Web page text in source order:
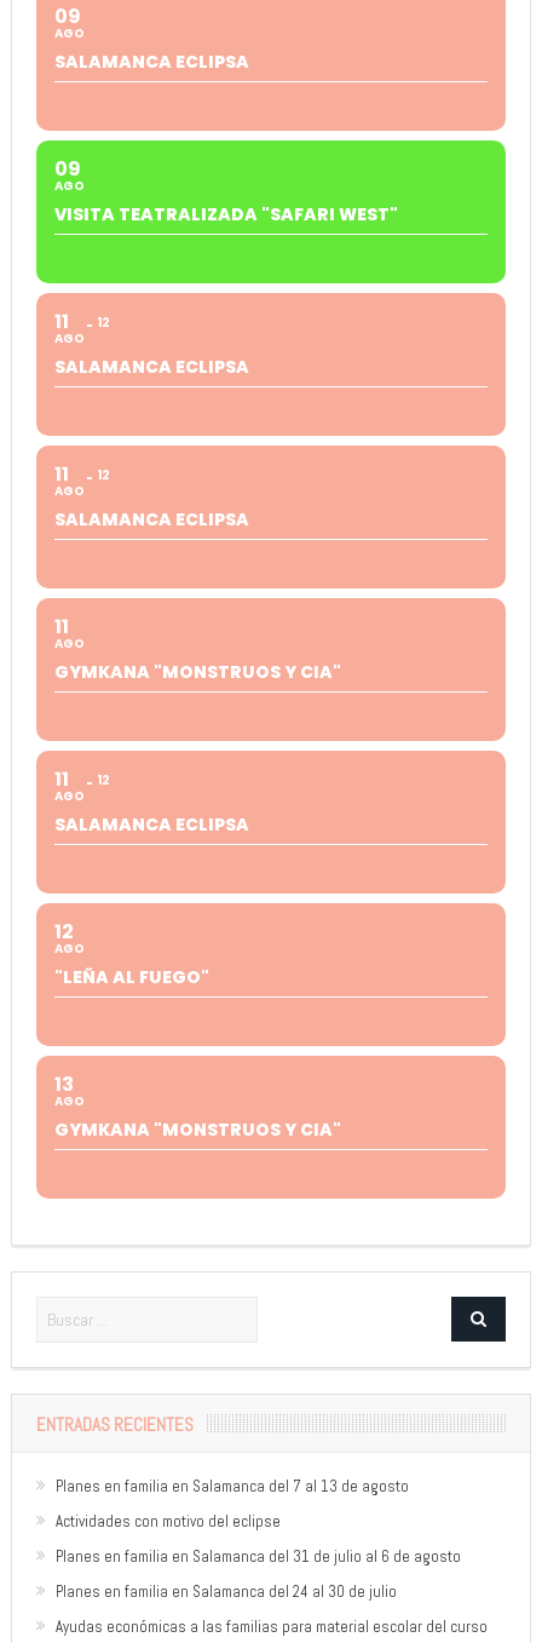
09
AGO
SALAMANCA ECLIPSA
09
AGO
VISITA TEATRALIZADA "SAFARI WEST"
11
AGO
12
SALAMANCA ECLIPSA
11
AGO
12
SALAMANCA ECLIPSA
11
AGO
GYMKANA "MONSTRUOS Y CIA"
11
AGO
12
SALAMANCA ECLIPSA
12
AGO
"LEÑA AL FUEGO"
13
AGO
GYMKANA "MONSTRUOS Y CIA"
ENTRADAS RECIENTES
Planes en familia en Salamanca del 7 al 13 de agosto
Actividades con motivo del eclipse
Planes en familia en Salamanca del 31 de julio al 6 de agosto
Planes en familia en Salamanca del 24 al 30 de julio
Ayudas económicas a las familias para material escolar del curso